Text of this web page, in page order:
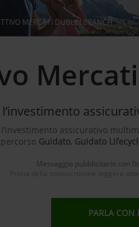
MERCATI DUBLIN BRANCH
l’investimento
assicurativo
percorso Guidato, Guidato
PARLA CON